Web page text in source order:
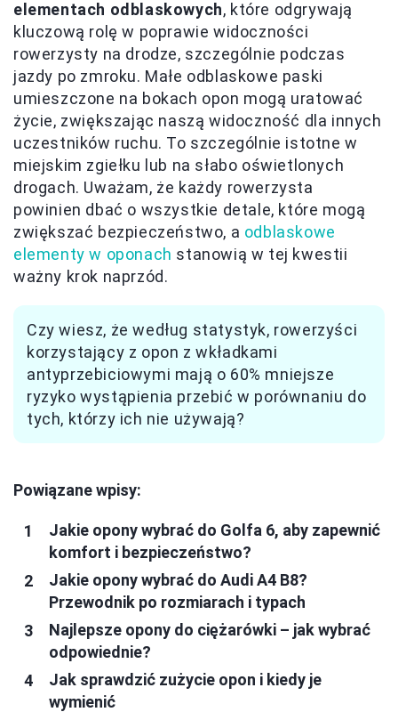
elementach odblaskowych, które odgrywają
kluczową rolę w poprawie widoczności
rowerzysty na drodze, szczególnie podczas
jazdy po zmroku. Małe odblaskowe paski
umieszczone na bokach opon mogą uratować
życie, zwiększając naszą widoczność dla innych
uczestników ruchu. To szczególnie istotne w
miejskim zgiełku lub na słabo oświetlonych
drogach. Uważam, że każdy rowerzysta
powinien dbać o wszystkie detale, które mogą
zwiększać bezpieczeństwo, a odblaskowe
elementy w oponach stanowią w tej kwestii
ważny krok naprzód.
Czy wiesz, że według statystyk, rowerzyści
korzystający z opon z wkładkami
antyprzebiciowymi mają o 60% mniejsze
ryzyko wystąpienia przebić w porównaniu do
tych, którzy ich nie używają?
Powiązane wpisy:
Jakie opony wybrać do Golfa 6, aby zapewnić
komfort i bezpieczeństwo?
Jakie opony wybrać do Audi A4 B8?
Przewodnik po rozmiarach i typach
Najlepsze opony do ciężarówki – jak wybrać
odpowiednie?
Jak sprawdzić zużycie opon i kiedy je
wymienić